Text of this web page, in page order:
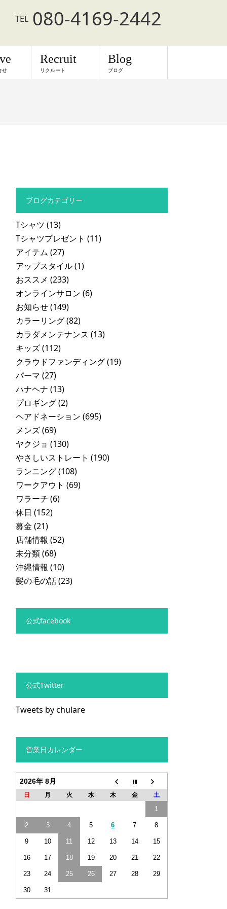
TEL 080-4169-2442
せ
Recruit
リクルート
Blog
ブログ
ブログカテゴリー
Tシャツ (13)
Tシャツプレゼント (11)
アイテム (27)
アップスタイル(1)
おススメ (233)
オンラインサロン (6)
お知らせ(149)
カラーリング(82)
カラダメンテナンス (13)
キッズ(112)
クラウドファンディング(19)
パーマ (27)
ハナヘナ (13)
プロギング(2)
ヘアドネーション (695)
メンズ(69)
ヤクジョ (130)
やさしいストレート (190)
ランニング(108)
ワークアウト (69)
ワラーチ (6)
休日 (152)
募金 (21)
店舗情報 (52)
未分類(68)
沖縄情報 (10)
髪の毛の話(23)
公式facebook
公式Twitter
Tweets by chulare
営業日カレンダー
2026年 8月
日 月 火 水 木 金 土
1
2 3 4 5 6 7 8
9 10 11 12 13 14 15
16 17 18 19 20 21 22
23 24 25 26 27 28 29
30 31